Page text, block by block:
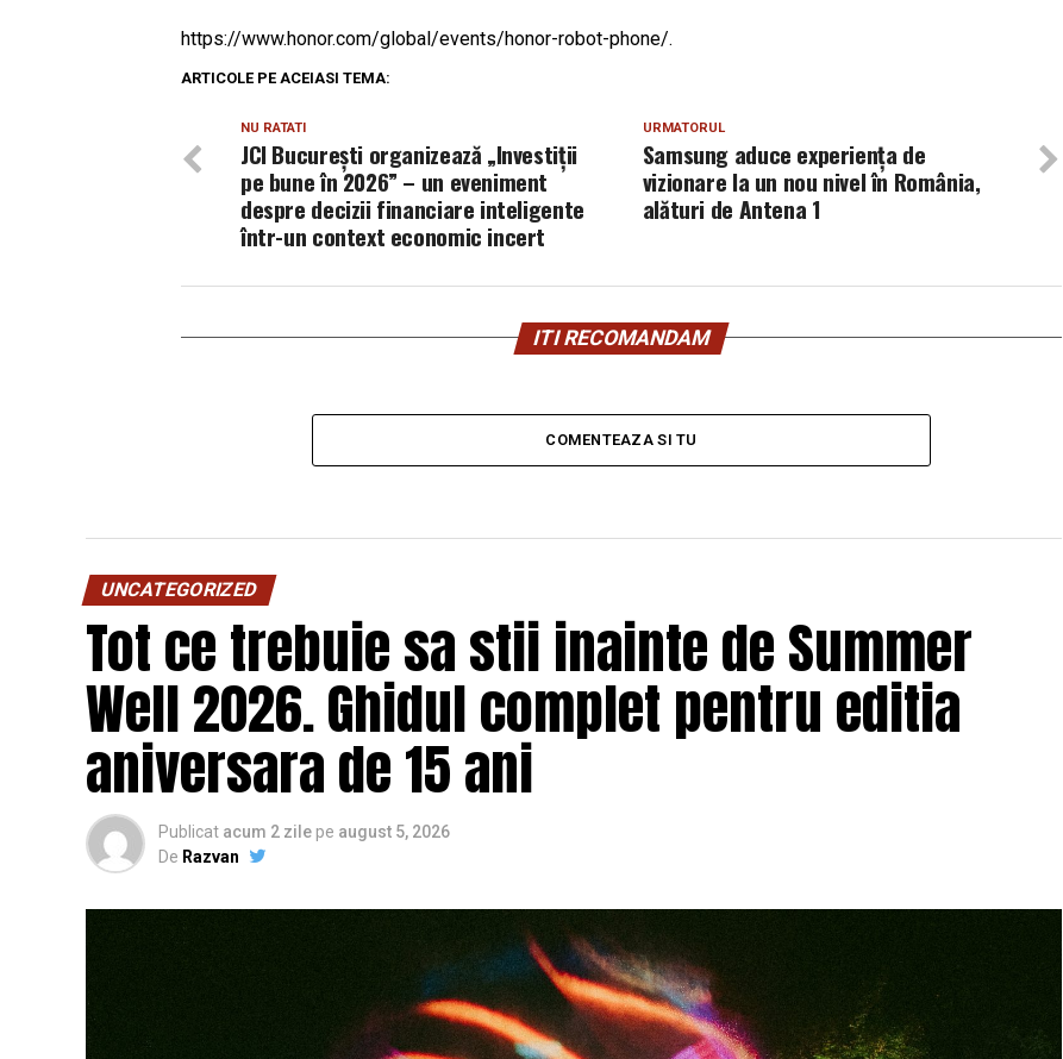
https://www.honor.com/global/events/honor-robot-phone/.
ARTICOLE PE ACEIASI TEMA:
URMATORUL
Samsung aduce experiența de
vizionare la un nou nivel în România,
alături de Antena 1
NU RATATI
JCI București organizează „Investiții
pe bune în 2026” – un eveniment
despre decizii financiare inteligente
într-un context economic incert
ITI RECOMANDAM
COMENTEAZA SI TU
UNCATEGORIZED
Tot ce trebuie sa stii inainte de Summer
Well 2026. Ghidul complet pentru editia
aniversara de 15 ani
Publicat acum 2 zile pe august 5, 2026
De Razvan